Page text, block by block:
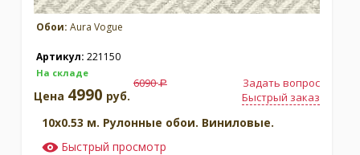
Обои: Aura Vogue
Артикул: 221150
На складе
Задать вопрос
Быстрый заказ
Цена 4990 руб.
6090a
10x0.53 м. Рулонные обои. Виниловые.
Быстрый просмотр